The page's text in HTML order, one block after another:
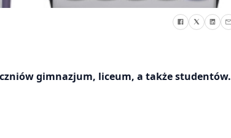
gimnazjum, liceum, a także studentów.